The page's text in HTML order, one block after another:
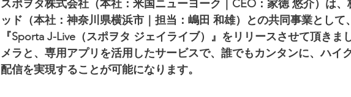
スポヲタ株式会社（本社：米国ニューヨーク｜CEO：家徳 悠介）は
ッド（本社：神奈川県横浜市｜担当：嶋田 和雄）との共同事業として
『Sporta J-Live（スポヲタ ジェイライブ）』をリリースさせて頂きま
メラと、専用アプリを活用したサービスで、誰でもカンタンに、ハイ
配信を実現することが可能になります。